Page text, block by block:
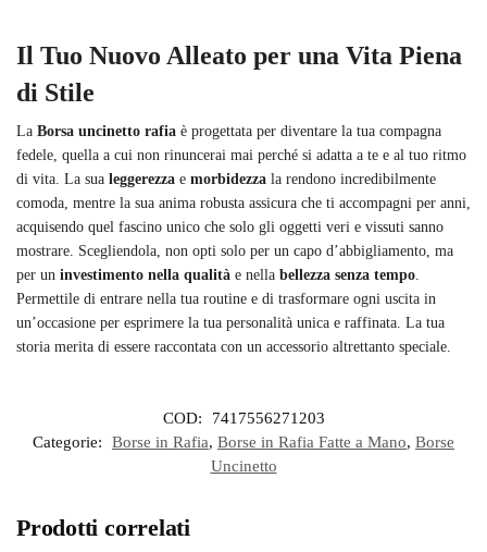
Il Tuo Nuovo Alleato per una Vita Piena
di Stile
La Borsa uncinetto rafia è progettata per diventare la tua compagna
fedele, quella a cui non rinuncerai mai perché si adatta a te e al tuo ritmo
di vita. La sua leggerezza e morbidezza la rendono incredibilmente
comoda, mentre la sua anima robusta assicura che ti accompagni per anni,
acquisendo quel fascino unico che solo gli oggetti veri e vissuti sanno
mostrare. Scegliendola, non opti solo per un capo d’abbigliamento, ma
per un investimento nella qualità e nella bellezza senza tempo
Permettile di entrare nella tua routine e di trasformare ogni uscita in
un’occasione per esprimere la tua personalità unica e raffinata. La tua
storia merita di essere raccontata con un accessorio altrettanto speciale.
COD:
7417556271203
Categorie:
Borse in Rafia, Borse in Rafia Fatte a Mano, Borse
Uncinetto
Prodotti correlati